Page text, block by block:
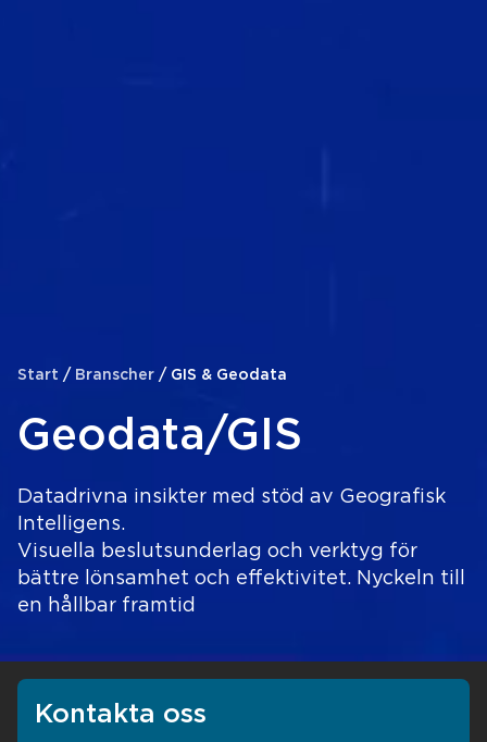
Start / Branscher / GIS & Geodata
Geodata/GIS
Datadrivna insikter med stöd av Geografisk
Intelligens.
Visuella beslutsunderlag och verktyg för
bättre lönsamhet och effektivitet. Nyckeln till
en hållbar framtid
Kontakta oss